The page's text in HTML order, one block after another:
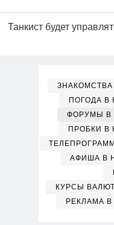
Танкист будет
ПОГОДА
ФОРУМЫ В
ПРОБКИ В
АФИША В
КУРСЫ
РЕКЛАМА